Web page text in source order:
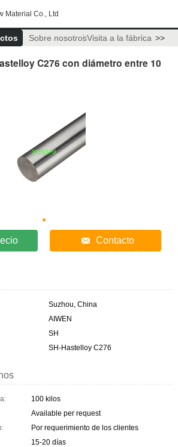
Material Co., Ltd
Sobre nosotrosVisita a la fábrica >>
C276 con diámetro entre 10
Contacto
Suzhou, China
AIWEN
SH
SH-Hastelloy C276
100 kilos
Available per request
Por requerimiento de los clientes
15-20 días